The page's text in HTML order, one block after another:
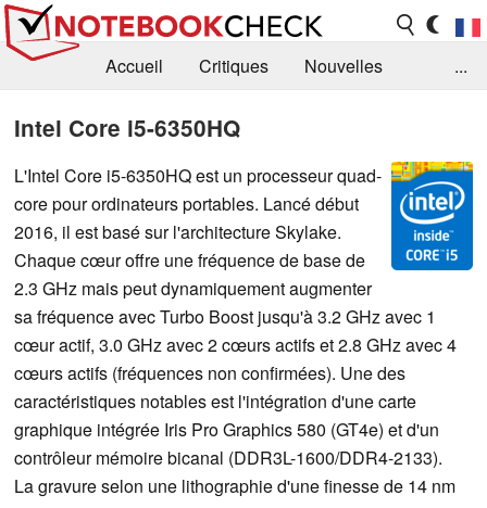
Accueil Critiques
Nouvelles
...
Intel Core i5-6350HQ
L'Intel Core i5-6350HQ est un processeur quad-
core pour ordinateurs portables. Lancé début
2016, il est basé sur l'architecture Skylake.
Chaque cœur offre une fréquence de base de
2.3 GHz mais peut dynamiquement augmenter
sa fréquence avec Turbo Boost jusqu'à 3.2 GHz avec 1
cœur actif, 3.0 GHz avec 2 cœurs actifs et 2.8 GHz avec 4
cœurs actifs (fréquences non confirmées). Une des
caractéristiques notables est l'intégration d'une carte
graphique intégrée Iris Pro Graphics 580 (GT4e) et d'un
contrôleur mémoire bicanal (DDR3L-1600/DDR4-2133).
La gravure selon une lithographie d'une finesse de 14 nm